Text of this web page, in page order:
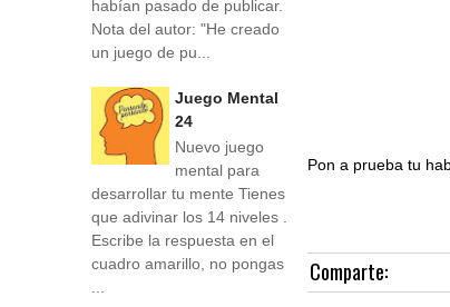
Pon a prueba tu
Comparte:
habían pasado de publicar.
Nota del autor: "He creado
un juego de pu...
Juego Mental
24
Nuevo juego
mental para
desarrollar tu mente Tienes
que adivinar los 14 niveles .
Escribe la respuesta en el
cuadro amarillo, no pongas
...